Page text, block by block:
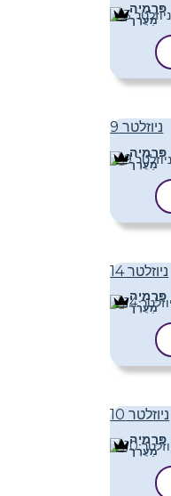
פּרֶמיָה
מַעֲרָך
ניוזלטר 9
פּרֶמיָה
מַעֲרָך
ניוזלטר 14
פּרֶמיָה
מַעֲרָך
ניוזלטר 10
פּרֶמיָה
מַעֲרָך